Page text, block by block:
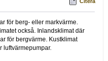
för berg- eller markvärme.
också. Inlandsklimat där
för bergvärme. Kustklimat
luftvärmepumpar.